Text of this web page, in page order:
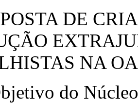
DE
NA
do Núcleo